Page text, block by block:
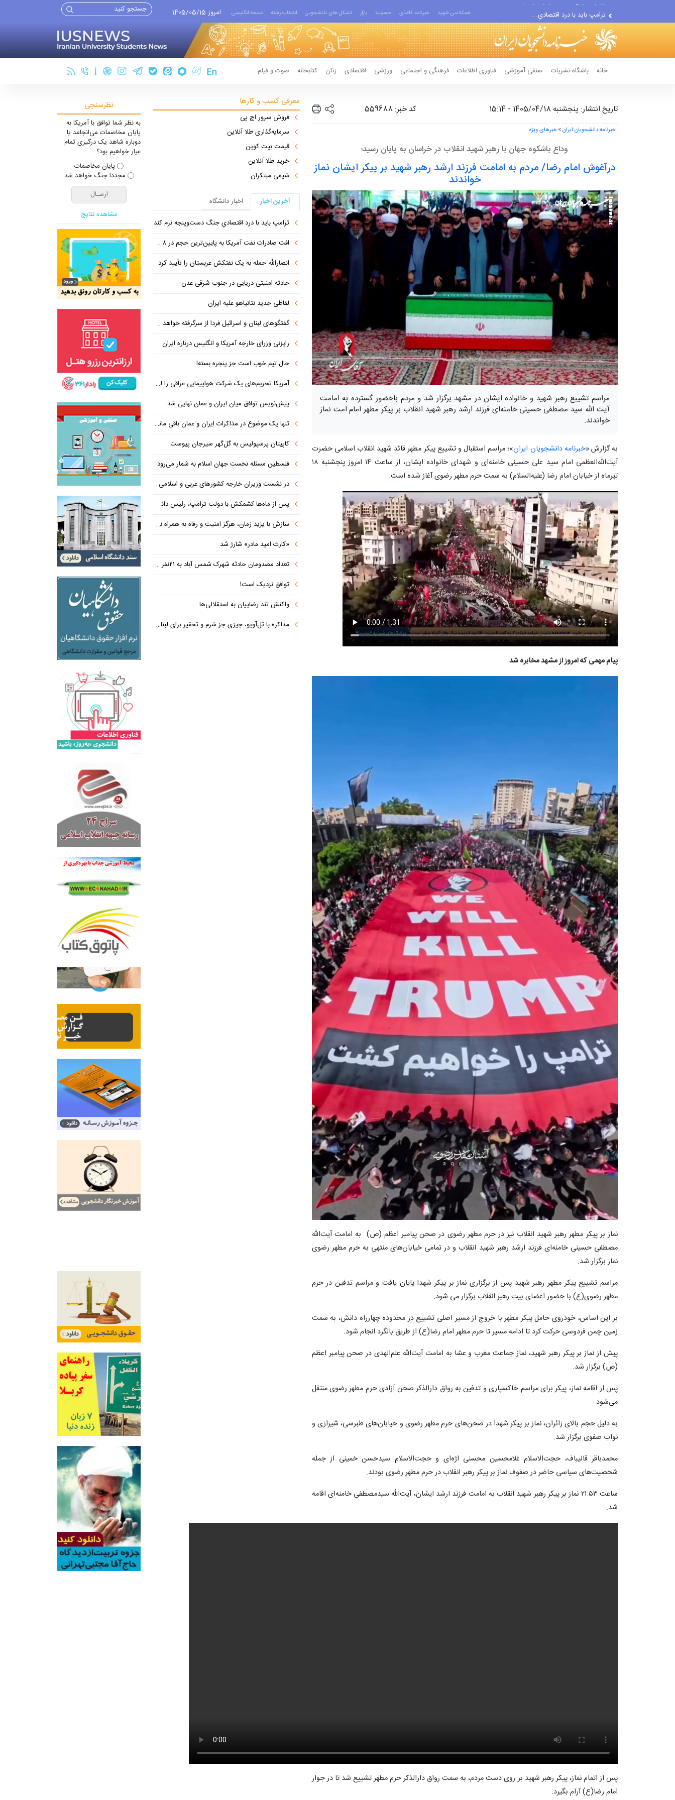
ترامپ باید با درد اقتصادیِ...
افت صادرات نفت آمریکا به...
انصارالله حمله به یک نفتکش...
حادثه امنیتی دریایی در جنوب...
همکلاسی شهید خبرنامه کاغذی حسینیه بازار تشکل های دانشجویی انتخاب رشته نسخه انگلیسی امروز 1405/05/15
خانه باشگاه نشریات صنفی آموزشی فناوری اطلاعات فرهنگی و اجتماعی ورزشی اقتصادی زنان کتابخانه صوت و فیلم
تاریخ انتشار: پنجشنبه 1405/04/18 - 15:14 کد خبر: 559688
خبرنامه دانشجویان ایران>خبرهای ویژه
وداع باشکوه جهان با رهبر شهید انقلاب در خراسان به پایان رسید؛
درآغوش امام رضا/ مردم به امامت فرزند ارشد رهبر شهید بر پیکر ایشان نماز
خواندند
مراسم تشییع رهبر شهید و خانواده ایشان در مشهد برگزار شد و مردم باحضور گسترده به امامت
آیت الله سید مصطفی حسینی خامنه‌ای فرزند ارشد رهبر شهید انقلاب بر پیکر مطهر امام امت نماز
خواندند.
به گزارش «خبرنامه دانشجویان ایران»؛ مراسم استقبال و تشییع پیکر مطهر قائد شهید انقلاب اسلامی حضرت
آیت‌الله‌العظمی امام سید علی حسینی خامنه‌ای و شهدای خانواده ایشان، از ساعت ۱۴ امروز پنجشنبه ۱۸
تیرماه از خیابان امام رضا (علیه‌السلام) به سمت حرم مطهر رضوی آغاز شده است.
پیام مهمی که امروز از مشهد مخابره شد
نماز بر پیکر مطهر رهبر شهید انقلاب نیز در حرم مطهر رضوی در صحن پیامبر اعظم (ص) به امامت آیت‌الله
مصطفی حسینی خامنه‌ای فرزند ارشد رهبر شهید انقلاب و در تمامی خیابان‌های منتهی به حرم مطهر رضوی
نماز برگزار شد.
مراسم تشییع پیکر مطهر رهبر شهید پس از برگزاری نماز بر پیکر شهدا پایان یافت و مراسم تدفین در حرم
مطهر رضوی(ع) با حضور اعضای بیت رهبر انقلاب برگزار می شود.
بر این اساس، خودروی حامل پیکر مطهر با خروج از مسیر اصلی تشییع در محدوده چهارراه دانش، به سمت
زمین چمن فردوسی حرکت کرد تا ادامه مسیر تا حرم مطهر امام رضا(ع) از طریق بالگرد انجام شود.
پیش از نماز بر پیکر رهبر شهید، نماز جماعت مغرب و عشا به امامت آیت‌الله علم‌الهدی در صحن پیامبر اعظم
(ص) برگزار شد.
پس از اقامه نماز، پیکر برای مراسم خاکسپاری و تدفین به رواق دارالذکر صحن آزادی حرم مطهر رضوی منتقل
می‌شود.
به دلیل حجم بالای زائران، نماز بر پیکر شهدا در صحن‌های حرم مطهر رضوی و خیابان‌های طبرسی، شیرازی و
نواب صفوی برگزار شد.
محمدباقر قالیباف، حجت‌الاسلام غلامحسین محسنی اژه‌ای و حجت‌الاسلام سیدحسن خمینی از جمله
شخصیت‌های سیاسی حاضر در صفوف نماز بر پیکر رهبر انقلاب در حرم مطهر رضوی بودند.
ساعت ۲۱:۵۳ نماز بر پیکر رهبر شهید انقلاب به امامت فرزند ارشد ایشان، آیت‌الله سیدمصطفی خامنه‌ای اقامه
شد.
پس از اتمام نماز، پیکر رهبر شهید بر روی دست مردم، به سمت رواق دارالذکر حرم مطهر تشییع شد تا در جوار
امام رضا(ع) آرام بگیرد.
معرفی کسب و کارها
فروش سرور اچ پی
سرمایه‌گذاری طلا آنلاین
قیمت بیت کوین
خرید طلا آنلاین
شیمی مبتکران
آخرین اخبار
اخبار دانشگاه
ترامپ باید با درد اقتصادیِ جنگ دست‌و‌پنجه نرم کند
افت صادرات نفت آمریکا به پایین‌ترین حجم در ۸ ماه اخیر
انصارالله حمله به یک نفتکش عربستان را تأیید کرد
حادثه امنیتی دریایی در جنوب شرقی عدن
لفاظی جدید نتانیاهو علیه ایران
گفتگوهای لبنان و اسرائیل فردا از سرگرفته خواهد شد!
رایزنی وزرای خارجه آمریکا و انگلیس درباره ایران
حال تیم خوب است جز پنجره بسته!
آمریکا تحریم‌های یک شرکت هواپیمایی عراقی را لغو کرد
پیش‌نویس توافق میان ایران و عمان نهایی شد
تنها یک موضوع در مذاکرات ایران و عمان باقی مانده است
کاپیتان پرسپولیس به گل‌گهر سیرجان پیوست
فلسطین مسئله نخست جهان اسلام به شمار می‌رود
در نشست وزیران خارجه کشورهای عربی و اسلامی در امان چه گذشت؟
پس از ماه‌ها کشمکش با دولت ترامپ، رئیس دانشگاه براون کنار می‌رود
سازش با یزید زمان، هرگز امنیت و رفاه به همراه نداشته است
«کارت امید مادر» شارژ شد
تعداد مصدومان حادثه شهرک شمس آباد به ۲۱نفر رسید
توافق نزدیک است!
واکنش تند رضاییان به استقلالی‌ها
مذاکره با تل‌آویو، چیزی جز شرم و تحقیر برای لبنان ندارد
نظرسنجی
به نظر شما توافق با آمریکا به
پایان مخاصمات می‌انجامد یا
دوباره شاهد یک درگیری تمام
عیار خواهیم بود؟
پایان مخاصمات
مجددا جنگ خواهد شد
مشاهده نتایج